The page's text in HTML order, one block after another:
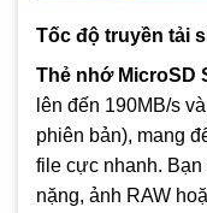
Tốc độ truyền tải
Thẻ nhớ MicroSD
lên đến 190MB/s
phiên bản), mang
file cực nhanh.
nặng, ảnh RAW